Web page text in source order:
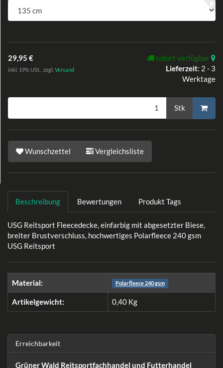
29,95 €
inkl. 19% USt. , zzgl. Versand
sofort verfügbar
Lieferzeit: 2 - 3
Werktage
Stk
Wunschzettel Vergleichsliste
Beschreibung Bewertungen Produkt Tags
USG Reitsport Fleecedecke, einfarbig mit abgesetzter Biese,
breiter Brustverschluss, hochwertiges Polarfleece 240 gsm
USG Reitsport
Material: Polarfleece 240 gsm
Artikelgewicht: 0,40 Kg
Erreichbarkeit
Grüner Wald Reitsportfachhandel und Futterhandel